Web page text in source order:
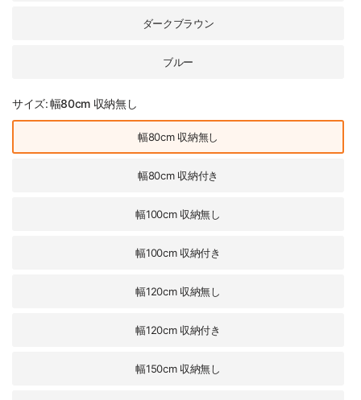
ダークブラウン
ブルー
サイズ:幅80cm 収納無し
幅80cm 収納無し
幅80cm 収納付き
幅100cm 収納無し
幅100cm 収納付き
幅120cm 収納無し
幅120cm 収納付き
幅150cm 収納無し